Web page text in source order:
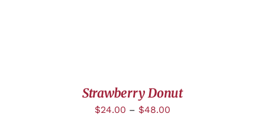
Strawberry Donut
$24.00 – $48.00